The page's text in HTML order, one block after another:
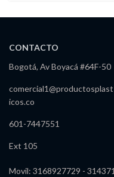
CONTACTO
Bogotá, Av Boyacá #64F-50
comercial1@productosplast
icos.co
601-7447551
Ext 105
Movil: 3168927729 -